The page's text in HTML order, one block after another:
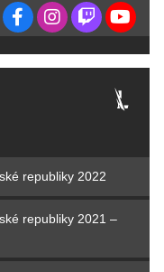
republiky 2022
republiky 2021 –